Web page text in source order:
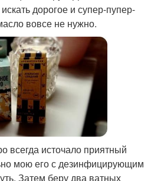
дорогое и супер-пупер-
вовсе не нужно.
всегда источало приятный
мою его с дезинфицирующим
Затем беру два ватных